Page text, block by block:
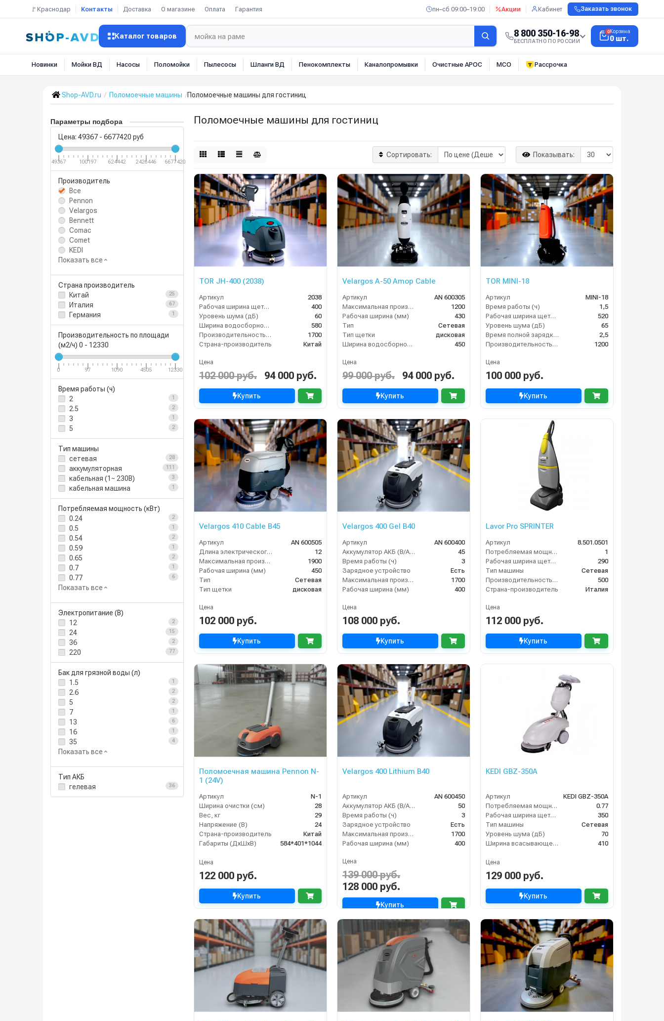
🚩Краснодар Контакты Доставка О магазине Оплата Гарантия пн–сб 09:00–19:00 Акции Кабинет Заказать звонок
Каталог товаров 8 800 350-16-98
БЕСПЛАТНО ПО РОССИИ
0Корзина
0 шт.
Новинки Мойки ВД Насосы Поломойки Пылесосы Шланги ВД Пенокомплекты Каналопромывки Очистные АРОС МСО Рассрочка
Shop-AVD.ru Поломоечные машины Поломоечные машины для гостиниц
Параметры подбора
Цена: 49367 - 6677420 руб
49367 100197 624442 2426446 6677420
Производитель
Все
Pennon
Velargos
Bennett
Comac
Comet
KEDI
Показать все
Страна производитель
Китай
25
Италия 67
Германия 1
Производительность по площади
(м2/ч) 0 - 12330
0 97 1090 4505 12330
Время работы (ч)
2
1
2.5 2
3 1
5 2
Тип машины
сетевая
28
аккумуляторная 111
кабельная (1~ 230В) 3
кабельная машина 1
Потребляемая мощность (кВт)
0.24
2
0.5 1
0.54 2
0.59 1
0.65 2
0.7 1
0.77 6
Показать все
Электропитание (В)
12
2
24 15
36 2
220 77
Бак для грязной воды (л)
1.5
1
2.6 2
5 2
7 1
13 6
16 1
35 4
Показать все
Тип АКБ
гелевая
36
Поломоечные машины для гостиниц
Сортировать: Показывать:
TOR JH-400 (2038)
Артикул
2038
Рабочая ширина щеток (мм)
400
Уровень шума (дБ)
60
Ширина водосборной рейки
580
Производительность по площади (м2/ч)
1700
Страна-производитель
Китай
Цена
102 000 руб. 94 000 руб.
Купить
Velargos A-50 Amop Cable
Артикул
AN 600305
Максимальная производительность (кв.м/час)
1200
Рабочая ширина (мм)
430
Тип
Сетевая
Тип щетки
дисковая
Ширина водосборной рейки
450
Цена
99 000 руб. 94 000 руб.
Купить
TOR MINI-18
Артикул
MINI-18
Время работы (ч)
1,5
Рабочая ширина щеток (мм)
520
Уровень шума (дБ)
65
Время полной зарядки аккумулятора (ч)
2,5
Производительность по площади (м2/ч)
1200
Цена
100 000 руб.
Купить
Velargos 410 Cable B45
Артикул
AN 600505
Длина электрического кабеля (м)
12
Максимальная производительность (кв.м/час)
1900
Рабочая ширина (мм)
450
Тип
Сетевая
Тип щетки
дисковая
Цена
102 000 руб.
Купить
Velargos 400 Gel B40
Артикул
AN 600400
Аккумулятор АКБ (В/А·ч)
45
Время работы (ч)
3
Зарядное устройство
Есть
Максимальная производительность (кв.м/час)
1700
Рабочая ширина (мм)
400
Цена
108 000 руб.
Купить
Lavor Pro SPRINTER
Артикул
8.501.0501
Потребляемая мощность (кВт)
1
Рабочая ширина щеток (мм)
290
Тип машины
Сетевая
Производительность по площади (м2/ч)
500
Страна-производитель
Италия
Цена
112 000 руб.
Купить
Поломоечная машина Pennon N-
1 (24V)
Артикул
N-1
Ширина очистки (см)
28
Вес, кг
29
Напряжение (В)
24
Страна-производитель
Китай
Габариты (ДхШхВ)
584*401*1044
Цена
122 000 руб.
Купить
Velargos 400 Lithium B40
Артикул
AN 600450
Аккумулятор АКБ (В/А·ч)
50
Время работы (ч)
3
Зарядное устройство
Есть
Максимальная производительность (кв.м/час)
1700
Рабочая ширина (мм)
400
Цена
139 000 руб.
128 000 руб.
Купить
KEDI GBZ-350A
Артикул
KEDI GBZ-350A
Потребляемая мощность (кВт)
0.77
Рабочая ширина щеток (мм)
350
Тип машины
Сетевая
Уровень шума (дБ)
70
Ширина всасывающей балки (мм)
410
Цена
129 000 руб.
Купить